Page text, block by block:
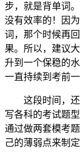
步，就是背单词
没有效率的！因
词，那个时候再
果。所以，建议
升到一个保稳的
一直持续到考前一
这段时间，还
写各科的考试题
通过做两套模考
己的薄弱点来制定